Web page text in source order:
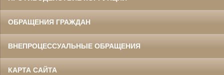
ОБРАЩЕНИЯ ГРАЖДАН
ВНЕПРОЦЕССУАЛЬНЫЕ ОБРАЩЕНИЯ
КАРТА САЙТА